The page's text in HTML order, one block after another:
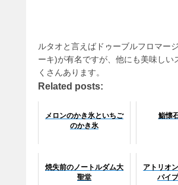
ルタオと言えばドゥーブルフロマー
ーキ)が有名ですが、他にも美味しい
くさんあります。
Related posts:
メロンのかき氷といちご
のかき氷
鮨懐
焼失前のノートルダム大
聖堂
アトリオ
パイ